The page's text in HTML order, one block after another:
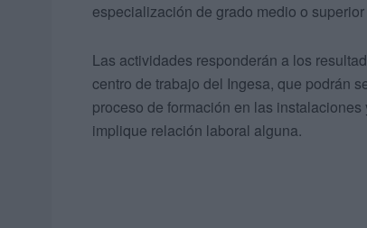
especialización de grado medio o
Las actividades responderán a los
centro de trabajo del Ingesa, que podrán
proceso de formación en las
implique relación laboral alguna.